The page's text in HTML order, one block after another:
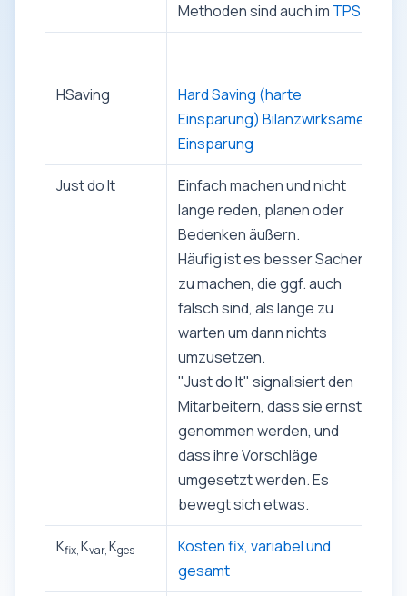
Methoden sind auch im TPS
HSaving
Hard Saving (harte
Einsparung) Bilanzwirksame
Einsparung
Just do It
Einfach machen und nicht
lange reden, planen oder
Bedenken äußern.
Häufig ist es besser Sachen
zu machen, die ggf. auch
falsch sind, als lange zu
warten um dann nichts
umzusetzen.
"Just do It" signalisiert den
Mitarbeitern, dass sie ernst
genommen werden, und
dass ihre Vorschläge
umgesetzt werden. Es
bewegt sich etwas.
Kfix,Kvar,Kges
Kosten fix, variabel und
gesamt